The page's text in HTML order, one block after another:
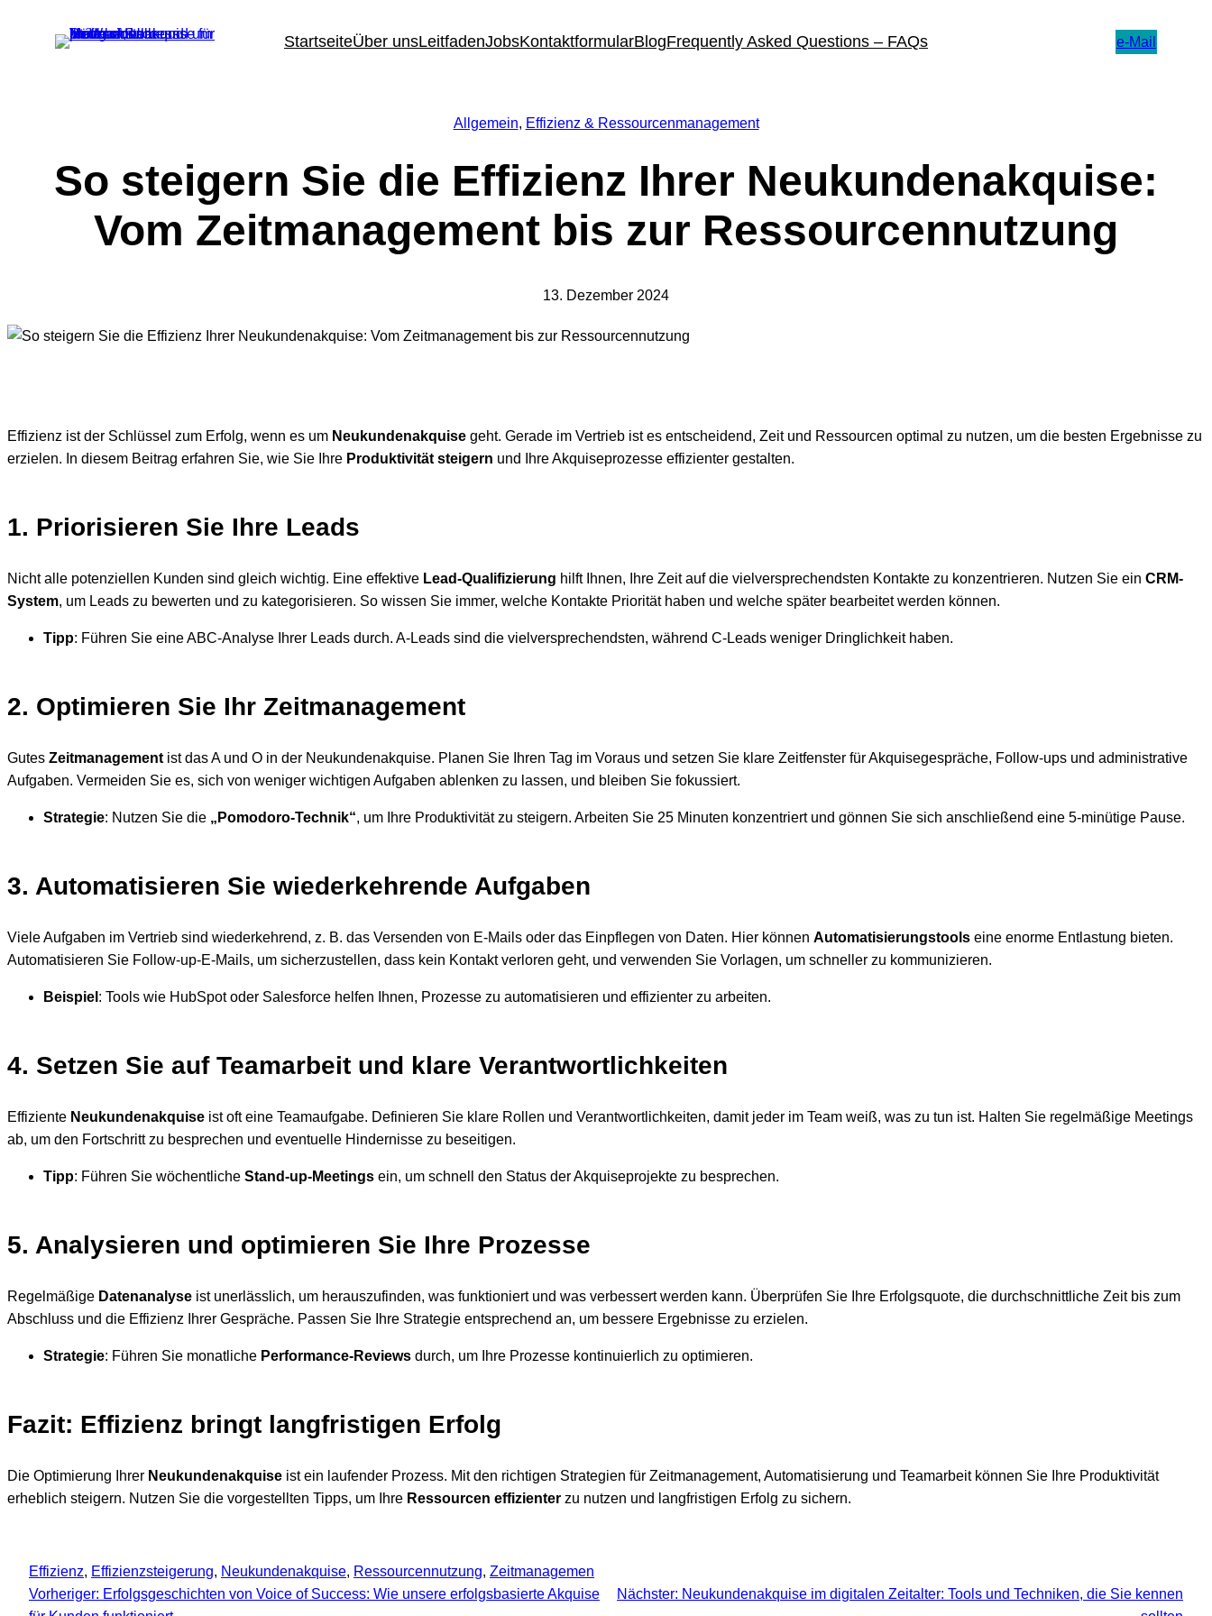
StartseiteÜber unsLeitfadenJobsKontaktformularBlogFrequently Asked Questions – FAQs e-Mail
Allgemein, Effizienz & Ressourcenmanagement
So steigern Sie die Effizienz Ihrer Neukundenakquise:
Vom Zeitmanagement bis zur Ressourcennutzung
13. Dezember 2024
Effizienz ist der Schlüssel zum Erfolg, wenn es um Neukundenakquise geht. Gerade im Vertrieb ist es entscheidend, Zeit und Ressourcen optimal zu nutzen, um die besten Ergebnisse zu
erzielen. In diesem Beitrag erfahren Sie, wie Sie Ihre Produktivität steigern und Ihre Akquiseprozesse effizienter gestalten.
1. Priorisieren Sie Ihre Leads
Nicht alle potenziellen Kunden sind gleich wichtig. Eine effektive Lead-Qualifizierung hilft Ihnen, Ihre Zeit auf die vielversprechendsten Kontakte zu konzentrieren. Nutzen Sie ein CRM-
System, um Leads zu bewerten und zu kategorisieren. So wissen Sie immer, welche Kontakte Priorität haben und welche später bearbeitet werden können.
Tipp: Führen Sie eine ABC-Analyse Ihrer Leads durch. A-Leads sind die vielversprechendsten, während C-Leads weniger Dringlichkeit haben.
2. Optimieren Sie Ihr Zeitmanagement
Gutes Zeitmanagement ist das A und O in der Neukundenakquise. Planen Sie Ihren Tag im Voraus und setzen Sie klare Zeitfenster für Akquisegespräche, Follow-ups und administrative
Aufgaben. Vermeiden Sie es, sich von weniger wichtigen Aufgaben ablenken zu lassen, und bleiben Sie fokussiert.
Strategie: Nutzen Sie die „Pomodoro-Technik“, um Ihre Produktivität zu steigern. Arbeiten Sie 25 Minuten konzentriert und gönnen Sie sich anschließend eine 5-minütige Pause.
3. Automatisieren Sie wiederkehrende Aufgaben
Viele Aufgaben im Vertrieb sind wiederkehrend, z. B. das Versenden von E-Mails oder das Einpflegen von Daten. Hier können Automatisierungstools eine enorme Entlastung bieten.
Automatisieren Sie Follow-up-E-Mails, um sicherzustellen, dass kein Kontakt verloren geht, und verwenden Sie Vorlagen, um schneller zu kommunizieren.
Beispiel : Tools wie HubSpot oder Salesforce helfen Ihnen, Prozesse zu automatisieren und effizienter zu arbeiten.
4. Setzen Sie auf Teamarbeit und klare Verantwortlichkeiten
Effiziente Neukundenakquise ist oft eine Teamaufgabe. Definieren Sie klare Rollen und Verantwortlichkeiten, damit jeder im Team weiß, was zu tun ist. Halten Sie regelmäßige Meetings
ab, um den Fortschritt zu besprechen und eventuelle Hindernisse zu beseitigen.
Tipp: Führen Sie wöchentliche Stand-up-Meetings ein, um schnell den Status der Akquiseprojekte zu besprechen.
5. Analysieren und optimieren Sie Ihre Prozesse
Regelmäßige Datenanalyse ist unerlässlich, um herauszufinden, was funktioniert und was verbessert werden kann. Überprüfen Sie Ihre Erfolgsquote, die durchschnittliche Zeit bis zum
Abschluss und die Effizienz Ihrer Gespräche. Passen Sie Ihre Strategie entsprechend an, um bessere Ergebnisse zu erzielen.
Strategie: Führen Sie monatliche Performance-Reviews durch, um Ihre Prozesse kontinuierlich zu optimieren.
Fazit: Effizienz bringt langfristigen Erfolg
Die Optimierung Ihrer Neukundenakquise ist ein laufender Prozess. Mit den richtigen Strategien für Zeitmanagement, Automatisierung und Teamarbeit können Sie Ihre Produktivität
erheblich steigern. Nutzen Sie die vorgestellten Tipps, um Ihre Ressourcen effizienter zu nutzen und langfristigen Erfolg zu sichern.
Effizienz, Effizienzsteigerung, Neukundenakquise, Ressourcennutzung, Zeitmanagemen
Vorheriger: Erfolgsgeschichten von Voice of Success: Wie unsere erfolgsbasierte Akquise
Nächster: Neukundenakquise im digitalen Zeitalter: Tools und Techniken, die Sie kennen